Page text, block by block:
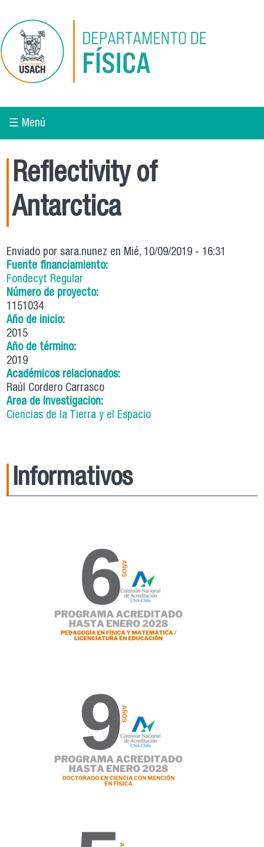
☰ Menú
Reflectivity of
Antarctica
Enviado porsara.nunez en Mié, 10/09/2019 - 16:31
Fuente financiamiento:
Fondecyt Regular
Número de proyecto:
1151034
Año de inicio:
2015
Año de término:
2019
Académicos relacionados:
Raúl Cordero Carrasco
Area de Investigacion:
Ciencias de la Tierra y el Espacio
Informativos